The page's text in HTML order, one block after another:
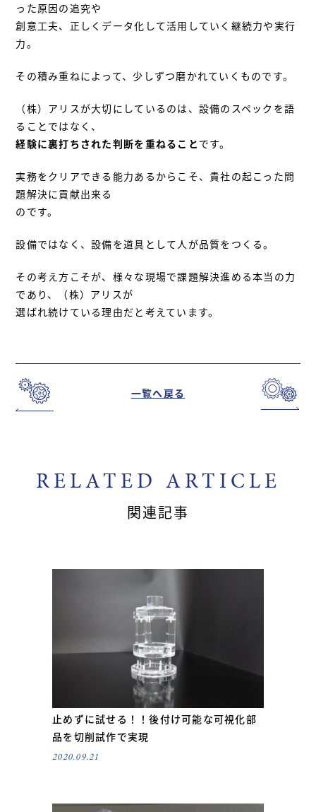
った原因の追究や
創意工夫、正しくデータ化して活用していく継続力や実行
力。
その積み重ねによって、少しずつ磨かれていくものです。
（株）アリスが大切にしているのは、設備のスペックを語
ることではなく、
経験に裏打ちされた判断を重ねること です。
実務をクリアできる能力あるからこそ、貴社の起こった問
題解決に貢献出来る
のです。
設備ではなく、設備を道具として人が品質をつくる。
その考え方こそが、様々な現場で課題解決進める本当の力
であり、（株）アリスが
選ばれ続けている理由だと考えています。
一覧へ戻る
RELATED ARTICLE
関連記事
止めずに試せる！！後付け可能な可視化部
品を切削試作で実現
2020.09.21